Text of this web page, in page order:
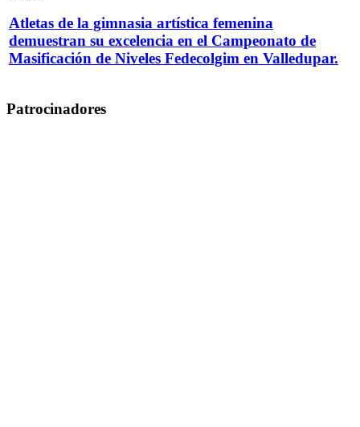
Atletas de la gimnasia artística femenina
demuestran su excelencia en el Campeonato de
Masificación de Niveles Fedecolgim en Valledupar.
Patrocinadores